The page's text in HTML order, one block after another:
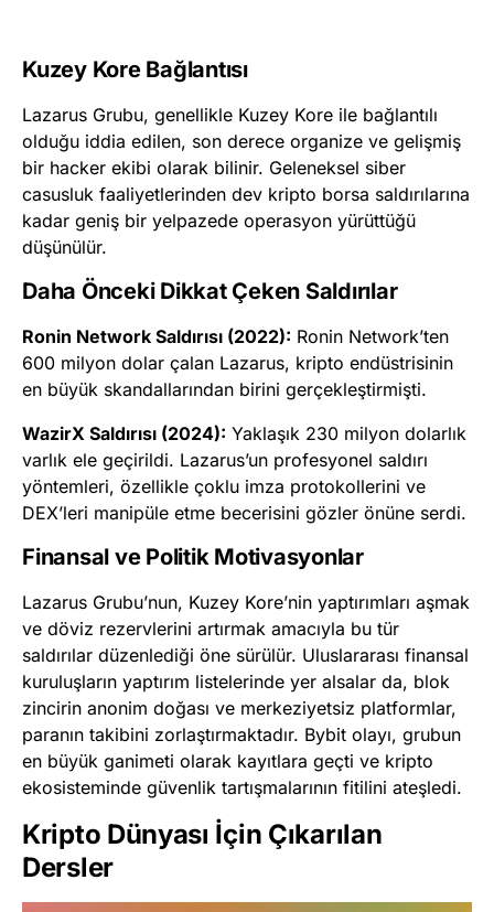
Kuzey Kore Bağlantısı
Lazarus Grubu, genellikle Kuzey Kore ile bağlantılı
olduğu iddia edilen, son derece organize ve gelişmiş
bir hacker ekibi olarak bilinir. Geleneksel siber
casusluk faaliyetlerinden dev kripto borsa saldırılarına
kadar geniş bir yelpazede operasyon yürüttüğü
düşünülür.
Daha Önceki Dikkat Çeken Saldırılar
Ronin Network Saldırısı (2022): Ronin Network’ten
600 milyon dolar çalan Lazarus, kripto endüstrisinin
en büyük skandallarından birini gerçekleştirmişti.
WazirX Saldırısı (2024): Yaklaşık 230 milyon dolarlık
varlık ele geçirildi. Lazarus’un profesyonel saldırı
yöntemleri, özellikle çoklu imza protokollerini ve
DEX’leri manipüle etme becerisini gözler önüne serdi.
Finansal ve Politik Motivasyonlar
Lazarus Grubu’nun, Kuzey Kore’nin yaptırımları aşmak
ve döviz rezervlerini artırmak amacıyla bu tür
saldırılar düzenlediği öne sürülür. Uluslararası finansal
kuruluşların yaptırım listelerinde yer alsalar da, blok
zincirin anonim doğası ve merkeziyetsiz platformlar,
paranın takibini zorlaştırmaktadır. Bybit olayı, grubun
en büyük ganimeti olarak kayıtlara geçti ve kripto
ekosisteminde güvenlik tartışmalarının fitilini ateşledi.
Kripto Dünyası İçin Çıkarılan
Dersler